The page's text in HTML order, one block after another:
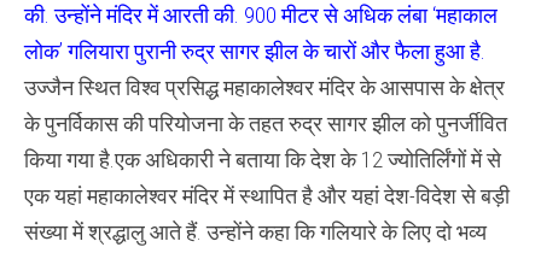
की. उन्होंने मंदिर में आरती की. 900 मीटर से अधिक लंबा ‘महाकाल
लोक’ गलियारा पुरानी रुद्र सागर झील के चारों और फैला हुआ है.
उज्जैन स्थित विश्व प्रसिद्ध महाकालेश्वर मंदिर के आसपास के क्षेत्र
के पुनर्विकास की परियोजना के तहत रुद्र सागर झील को पुनर्जीवित
किया गया है.एक अधिकारी ने बताया कि देश के 12 ज्योतिर्लिंगों में से
एक यहां महाकालेश्वर मंदिर में स्थापित है और यहां देश-विदेश से बड़ी
संख्या में श्रद्धालु आते हैं. उन्होंने कहा कि गलियारे के लिए दो भव्य